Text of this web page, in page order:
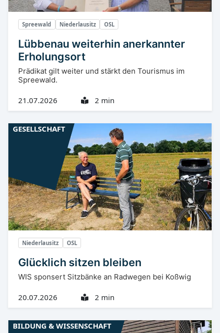
Spreewald Niederlausitz OSL
Lübbenau weiterhin anerkannter
Erholungsort
Prädikat gilt weiter und stärkt den Tourismus im
Spreewald.
21.07.2026 2 min
Niederlausitz OSL
Glücklich sitzen bleiben
WIS sponsert Sitzbänke an Radwegen bei Koßwig
20.07.2026 2 min
GESELLSCHAFT
BILDUNG & WISSENSCHAFT